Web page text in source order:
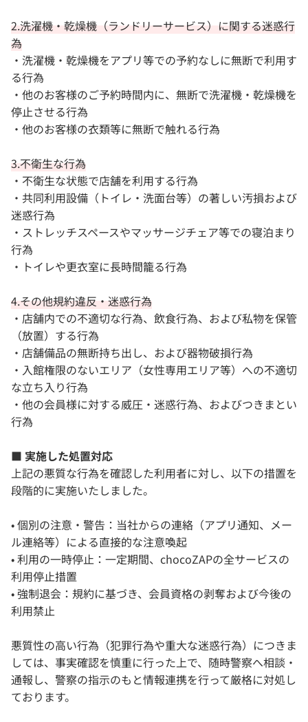
2.洗濯機・乾燥機（ランドリーサービス）に関する迷惑行
為
・洗濯機・乾燥機をアプリ等での予約なしに無断で利用す
る行為
・他のお客様のご予約時間内に、無断で洗濯機・乾燥機を
停止させる行為
・他のお客様の衣類等に無断で触れる行為
3.不衛生な行為
・不衛生な状態で店舗を利用する行為
・共同利用設備（トイレ・洗面台等）の著しい汚損および
迷惑行為
・ストレッチスペースやマッサージチェア等での寝泊まり
行為
・トイレや更衣室に長時間籠る行為
4.その他規約違反・迷惑行為
・店舗内での不適切な行為、飲食行為、および私物を保管
（放置）する行為
・店舗備品の無断持ち出し、および器物破損行為
・入館権限のないエリア（女性専用エリア等）への不適切
な立ち入り行為
・他の会員様に対する威圧・迷惑行為、およびつきまとい
行為
■ 実施した処置対応
上記の悪質な行為を確認した利用者に対し、以下の措置を
段階的に実施いたしました。
• 個別の注意・警告：当社からの連絡（アプリ通知、メー
ル連絡等）による直接的な注意喚起
• 利用の一時停止：一定期間、chocoZAPの全サービスの
利用停止措置
• 強制退会：規約に基づき、会員資格の剥奪および今後の
利用禁止
悪質性の高い行為（犯罪行為や重大な迷惑行為）につきま
しては、事実確認を慎重に行った上で、随時警察へ相談・
通報し、警察の指示のもと情報連携を行って厳格に対処し
ております。